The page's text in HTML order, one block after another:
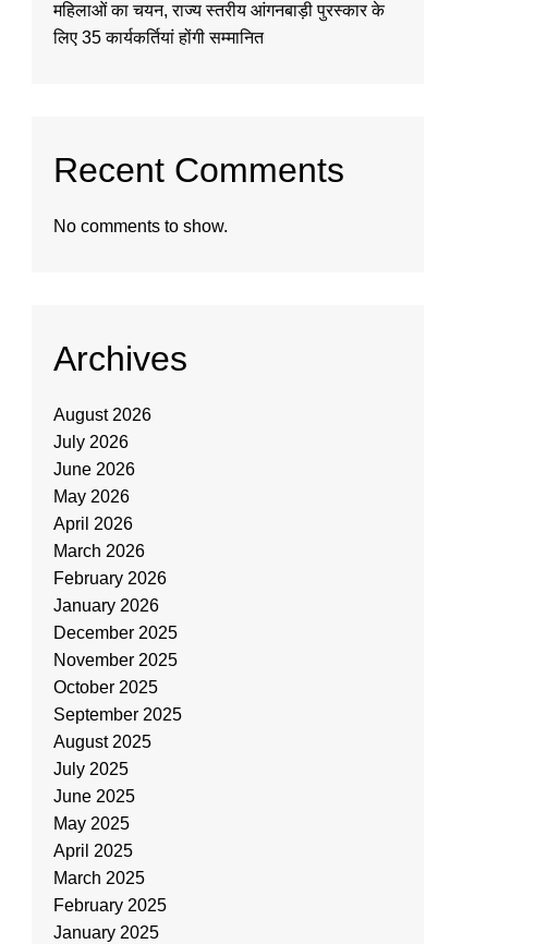
महिलाओं का चयन, राज्य स्तरीय आंगनबाड़ी पुरस्कार के
लिए 35 कार्यकर्तियां होंगी सम्मानित
Recent Comments
No comments to show.
Archives
August 2026
July 2026
June 2026
May 2026
April 2026
March 2026
February 2026
January 2026
December 2025
November 2025
October 2025
September 2025
August 2025
July 2025
June 2025
May 2025
April 2025
March 2025
February 2025
January 2025